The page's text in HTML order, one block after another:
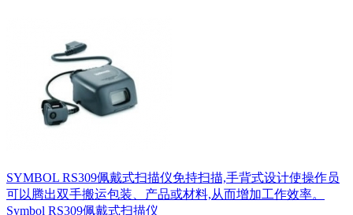
SYMBOL RS309佩戴式扫描仪免持扫描,手背式设计使操作员
可以腾出双手搬运包装、产品或材料,从而增加工作效率。
Symbol RS309佩戴式扫描仪